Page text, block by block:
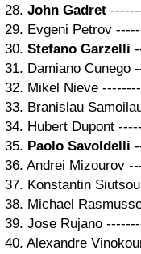
28. John Gadret
29. Evgeni Petrov
30. Stefano Garzelli
31. Damiano Cunego
32. Mikel Nieve
33. Branislau
34. Hubert Dupont
35. Paolo Savoldelli
36. Andrei Mizourov
37. Konstantin
38. Michael
39. Jose Rujano
40. Alexandre